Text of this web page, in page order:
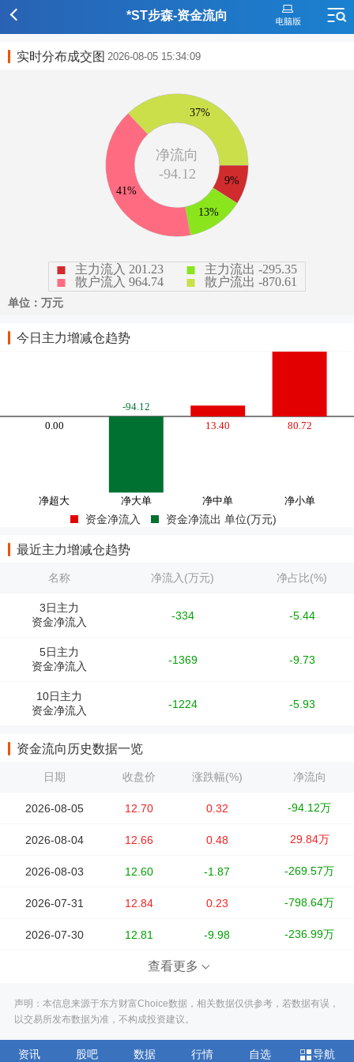
*ST步森-资金流向
实时分布成交图 2026-08-05 15:34:09
今日主力增减仓趋势
资金净流入 资金净流出 单位(万元)
最近主力增减仓趋势
名称 净流入(万元) 净占比(%)
3日主力
资金净流入
-334 -5.44
5日主力
资金净流入
-1369 -9.73
10日主力
资金净流入
-1224 -5.93
资金流向历史数据一览
日期 收盘价 涨跌幅(%) 净流向
2026-08-05 12.70 0.32 -94.12万
2026-08-04 12.66 0.48 29.84万
2026-08-03 12.60 -1.87 -269.57万
2026-07-31 12.84 0.23 -798.64万
2026-07-30 12.81 -9.98 -236.99万
查看更多
声明：本信息来源于东方财富Choice数据，相关数据仅供参考，若数据有误，
以交易所发布数据为准，不构成投资建议。
资讯 股吧 数据 行情 自选 导航